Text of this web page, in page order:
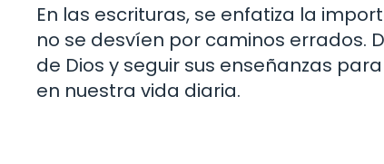
En las escrituras, se enfatiza la
no se desvíen por caminos errados.
de Dios y seguir sus enseñanzas
en nuestra vida diaria.